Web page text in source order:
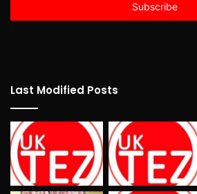
Last Modified Posts